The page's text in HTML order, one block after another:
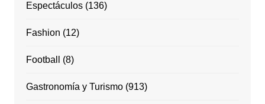
Espectáculos(136)
Fashion (12)
Football (8)
Gastronomía y Turismo(913)